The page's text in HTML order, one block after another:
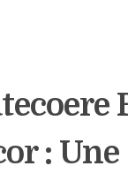
: